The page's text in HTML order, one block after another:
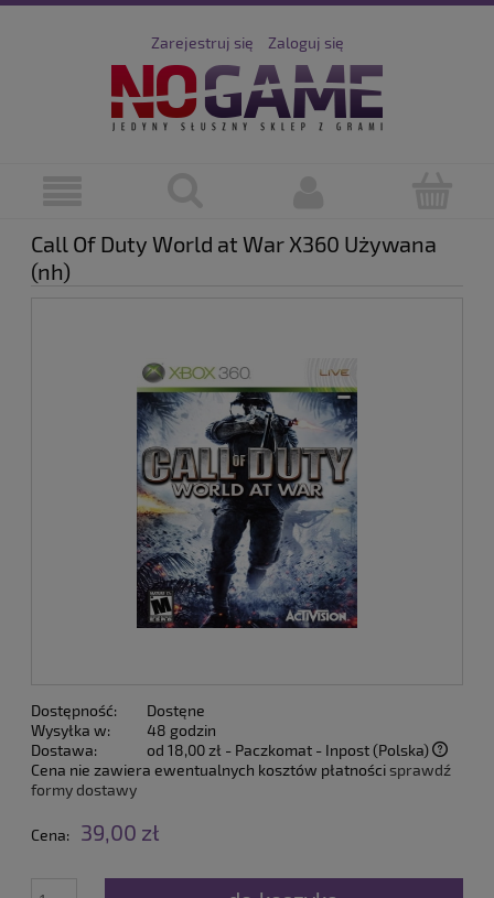
Zarejestruj się Zaloguj się
Call Of Duty World at War X360 Używana
(nh)
Dostępność:
Dostęne
Wysyłka w:
48 godzin
Dostawa:
od 18,00 zł - Paczkomat - Inpost(Polska)
Cena nie zawiera ewentualnych kosztów płatnościsprawdź
formy dostawy
Cena: 39,00 zł